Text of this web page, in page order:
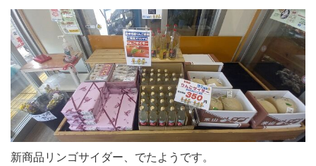
新商品リンゴサイダー、でたようです。